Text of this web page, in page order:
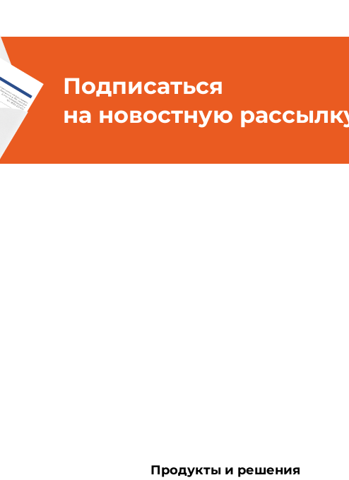
Подписаться
на новостную
Продукты и решения